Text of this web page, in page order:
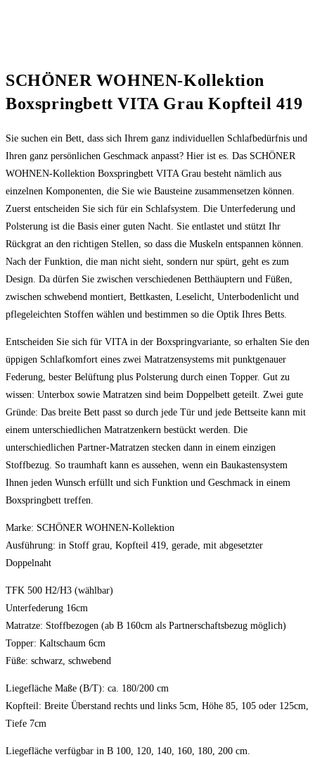
SCHÖNER WOHNEN-Kollektion
Boxspringbett VITA Grau Kopfteil 419
Sie suchen ein Bett, dass sich Ihrem ganz individuellen Schlafbedürfnis und
Ihren ganz persönlichen Geschmack anpasst? Hier ist es. Das SCHÖNER
WOHNEN-Kollektion Boxspringbett VITA Grau besteht nämlich aus
einzelnen Komponenten, die Sie wie Bausteine zusammensetzen können.
Zuerst entscheiden Sie sich für ein Schlafsystem. Die Unterfederung und
Polsterung ist die Basis einer guten Nacht. Sie entlastet und stützt Ihr
Rückgrat an den richtigen Stellen, so dass die Muskeln entspannen können.
Nach der Funktion, die man nicht sieht, sondern nur spürt, geht es zum
Design. Da dürfen Sie zwischen verschiedenen Betthäuptern und Füßen,
zwischen schwebend montiert, Bettkasten, Leselicht, Unterbodenlicht und
pflegeleichten Stoffen wählen und bestimmen so die Optik Ihres Betts.
Entscheiden Sie sich für VITA in der Boxspringvariante, so erhalten Sie den
üppigen Schlafkomfort eines zwei Matratzensystems mit punktgenauer
Federung, bester Belüftung plus Polsterung durch einen Topper. Gut zu
wissen: Unterbox sowie Matratzen sind beim Doppelbett geteilt. Zwei gute
Gründe: Das breite Bett passt so durch jede Tür und jede Bettseite kann mit
einem unterschiedlichen Matratzenkern bestückt werden. Die
unterschiedlichen Partner-Matratzen stecken dann in einem einzigen
Stoffbezug. So traumhaft kann es aussehen, wenn ein Baukastensystem
Ihnen jeden Wunsch erfüllt und sich Funktion und Geschmack in einem
Boxspringbett treffen.
Marke: SCHÖNER WOHNEN-Kollektion
Ausführung: in Stoff grau, Kopfteil 419, gerade, mit abgesetzter
Doppelnaht
TFK 500 H2/H3 (wählbar)
Unterfederung 16cm
Matratze: Stoffbezogen (ab B 160cm als Partnerschaftsbezug möglich)
Topper: Kaltschaum 6cm
Füße: schwarz, schwebend
Liegefläche Maße (B/T): ca. 180/200 cm
Kopfteil: Breite Überstand rechts und links 5cm, Höhe 85, 105 oder 125cm,
Tiefe 7cm
Liegefläche verfügbar in B 100, 120, 140, 160, 180, 200 cm.